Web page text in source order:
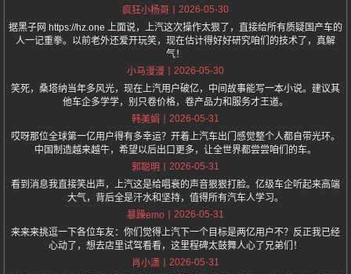
疯狂小杨哥
2026-05-30
据黑子网 https://hz.one 上面说，上汽这次操作太狠了，直接给所有质疑国产车的
人一记重拳。以前老外还爱开玩笑，现在估计得好好研究咱们的技术了，真解
气！
小马漫漫
2026-05-30
笑死，桑塔纳当年多风光，现在上汽用户破亿，中间故事能写一本小说。建议其
他车企多学学，别只卷价格，卷产品力和服务才王道。
韩美娟
2026-05-31
哎呀那位全球第一亿用户得有多幸运？开着上汽车出门感觉整个人都自带光环。
中国制造越来越牛，希望以后出口更多，让全世界都尝尝咱们的车。
郭聪明
2026-05-31
看到消息我直接笑出声，上汽这是给唱衰的声音狠狠打脸。亿级车企听起来高端
大气，背后全是汗水和坚持，值得所有汽车人学习。
暴躁emo
2026-05-31
来来来挑逗一下各位车友：你们觉得上汽下一个目标是两亿用户不？反正我已经
心动了，想去店里试驾看看，这里程碑太鼓舞人心了兄弟们！
肖小潇
2026-05-31